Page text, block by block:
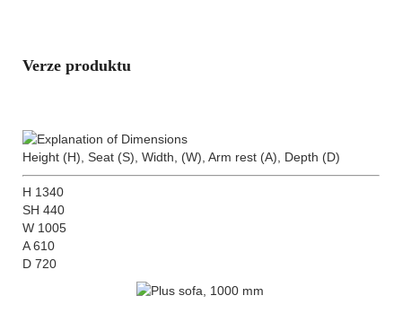
Verze produktu
Height (H), Seat (S), Width, (W), Arm rest (A), Depth (D)
H 1340
SH 440
W 1005
A 610
D 720